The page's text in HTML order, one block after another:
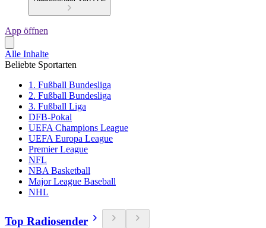
App öffnen
Alle Inhalte
Beliebte Sportarten
1. Fußball Bundesliga
2. Fußball Bundesliga
3. Fußball Liga
DFB-Pokal
UEFA Champions League
UEFA Europa League
Premier League
NFL
NBA Basketball
Major League Baseball
NHL
Top Radiosender